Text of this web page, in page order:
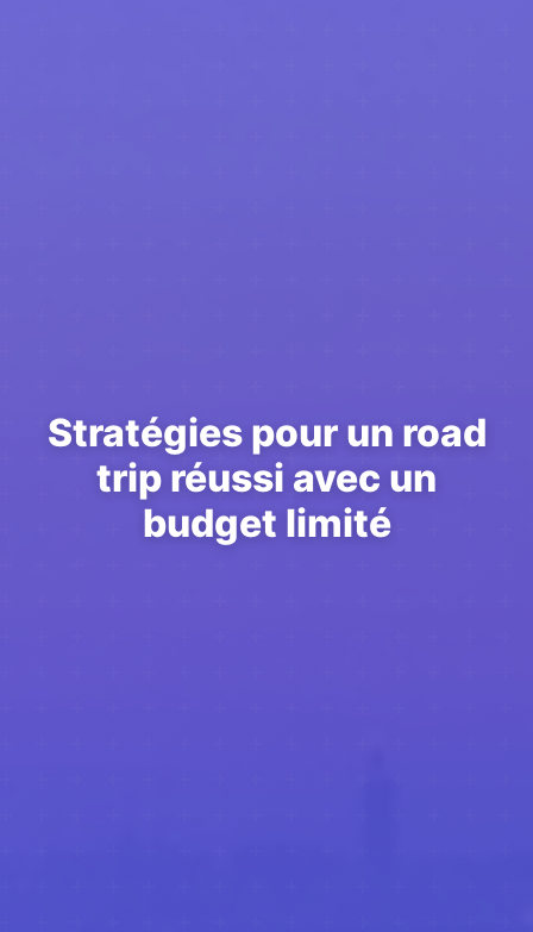
Stratégies pour un road
trip réussi avec un
budget limité